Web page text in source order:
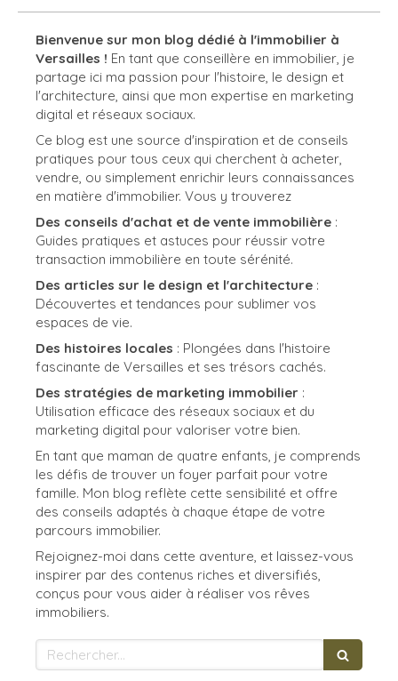
Bienvenue sur mon blog dédié à l'immobilier à
Versailles ! En tant que conseillère en immobilier, je
partage ici ma passion pour l'histoire, le design et
l'architecture, ainsi que mon expertise en marketing
digital et réseaux sociaux.
Ce blog est une source d'inspiration et de conseils
pratiques pour tous ceux qui cherchent à acheter,
vendre, ou simplement enrichir leurs connaissances
en matière d'immobilier. Vous y trouverez
Des conseils d'achat et de vente immobilière :
Guides pratiques et astuces pour réussir votre
transaction immobilière en toute sérénité.
Des articles sur le design et l'architecture :
Découvertes et tendances pour sublimer vos
espaces de vie.
Des histoires locales : Plongées dans l'histoire
fascinante de Versailles et ses trésors cachés.
Des stratégies de marketing immobilier :
Utilisation efficace des réseaux sociaux et du
marketing digital pour valoriser votre bien.
En tant que maman de quatre enfants, je comprends
les défis de trouver un foyer parfait pour votre
famille. Mon blog reflète cette sensibilité et offre
des conseils adaptés à chaque étape de votre
parcours immobilier.
Rejoignez-moi dans cette aventure, et laissez-vous
inspirer par des contenus riches et diversifiés,
conçus pour vous aider à réaliser vos rêves
immobiliers.
Rechercher